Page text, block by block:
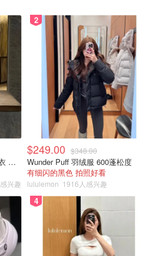
妹子特意又做了一个视频为自己
然的方法，而我选择了药物。我
。这不是作弊，这也不是什么比
，就恭喜你，我减了，就恭喜
占用这种药物来减肥，“这种药是
！”
者才该吃这个药
是为真正需要的患者研发的药物。
病患者？我继父就因为它断货被迫换
到，这妹子有典型的"奥兹匹克
条：
Arc'teryx Gamma 轻量连帽卫衣 女款
兴趣
2
$249.00 $348.00
Wunder Puff 羽绒服 600蓬松度
有细闪的黑色 拍照好看
lululemon 1916人感兴趣
4